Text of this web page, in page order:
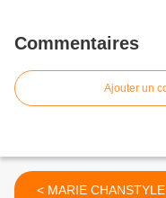
Commentaires
Ajouter un
< MARIE CHANSTYLE -